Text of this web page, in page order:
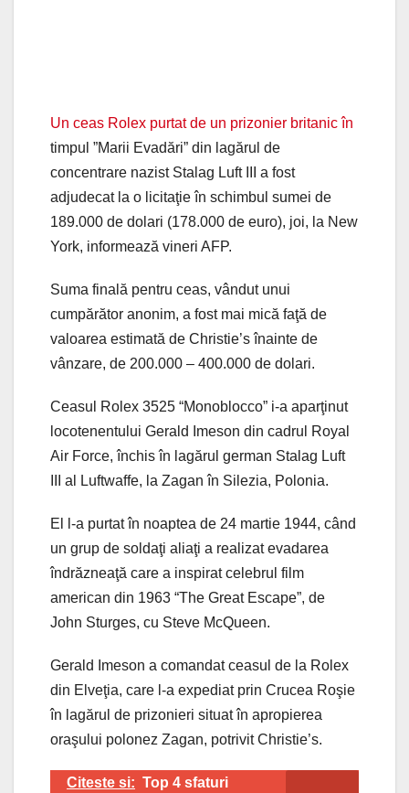
Un ceas Rolex purtat de un prizonier britanic în
timpul ”Marii Evadări” din lagărul de
concentrare nazist Stalag Luft III a fost
adjudecat la o licitaţie în schimbul sumei de
189.000 de dolari (178.000 de euro), joi, la New
York, informează vineri AFP.
Suma finală pentru ceas, vândut unui
cumpărător anonim, a fost mai mică faţă de
valoarea estimată de Christie’s înainte de
vânzare, de 200.000 – 400.000 de dolari.
Ceasul Rolex 3525 “Monoblocco” i-a aparţinut
locotenentului Gerald Imeson din cadrul Royal
Air Force, închis în lagărul german Stalag Luft
III al Luftwaffe, la Zagan în Silezia, Polonia.
El l-a purtat în noaptea de 24 martie 1944, când
un grup de soldaţi aliaţi a realizat evadarea
îndrăzneaţă care a inspirat celebrul film
american din 1963 “The Great Escape”, de
John Sturges, cu Steve McQueen.
Gerald Imeson a comandat ceasul de la Rolex
din Elveţia, care l-a expediat prin Crucea Roşie
în lagărul de prizonieri situat în apropierea
oraşului polonez Zagan, potrivit Christie’s.
Citeste si: Top 4 sfaturi